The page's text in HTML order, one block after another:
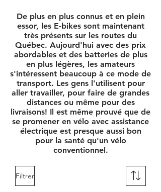
De plus en plus connus et en plein
essor, les E-bikes sont maintenant
très présents sur les routes du
Québec. Aujourd'hui avec des prix
abordables et des batteries de plus
en plus légères, les amateurs
s'intéressent beaucoup à ce mode de
transport. Les gens l'utilisent pour
aller travailler, pour faire de grandes
distances ou même pour des
livraisons! Il est même prouvé que de
se promener en vélo avec assistance
électrique est presque aussi bon
pour la santé qu'un vélo
conventionnel.
Filtrer